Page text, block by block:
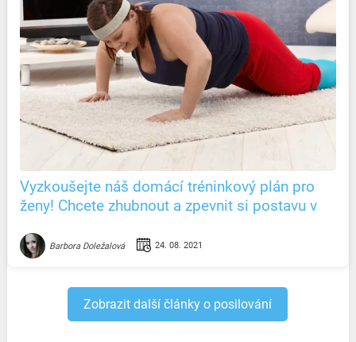
Vyzkoušejte náš domácí tréninkový plán pro
ženy! Chcete zhubnout a zpevnit si postavu v
Barbora Doležalová 24. 08. 2021
Zobrazit další články o posilování